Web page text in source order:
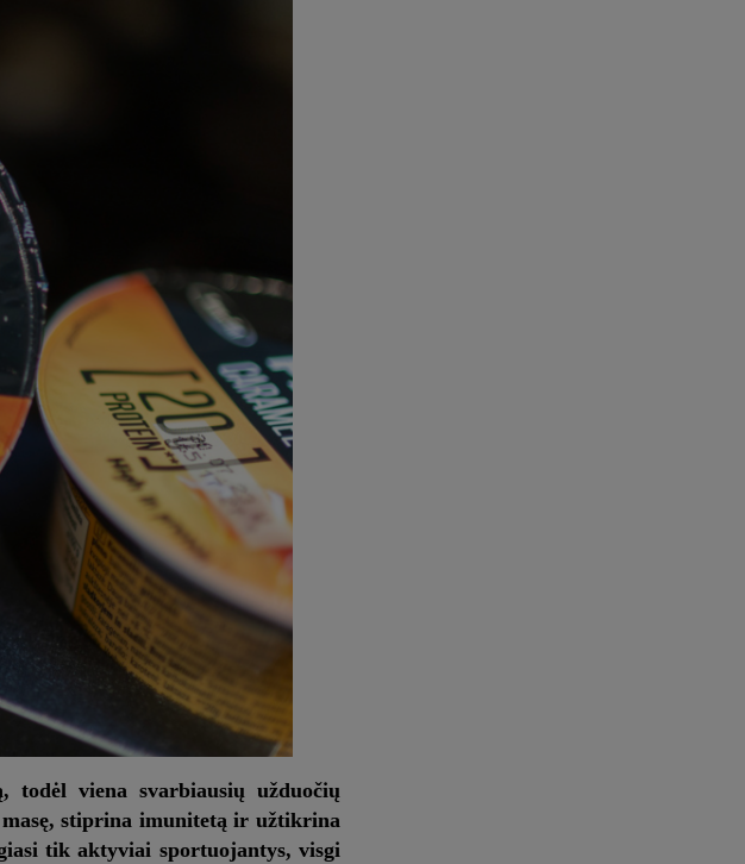
todėl viena svarbiausių užduočių
stiprina imunitetą ir užtikrina
tik aktyviai sportuojantys, visgi